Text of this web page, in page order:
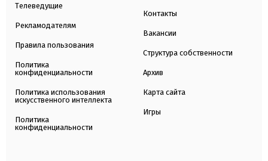
Телеведущие
Рекламодателям
Правила пользования
Политика
конфиденциальности
Политика использования
искусственного интеллекта
Политика
конфиденциальности
Контакты
Вакансии
Структура собственности
Архив
Карта сайта
Игры